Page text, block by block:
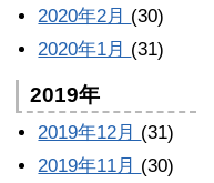
2020年2月 (30)
2020年1月 (31)
2019年
2019年12月 (31)
2019年11月 (30)